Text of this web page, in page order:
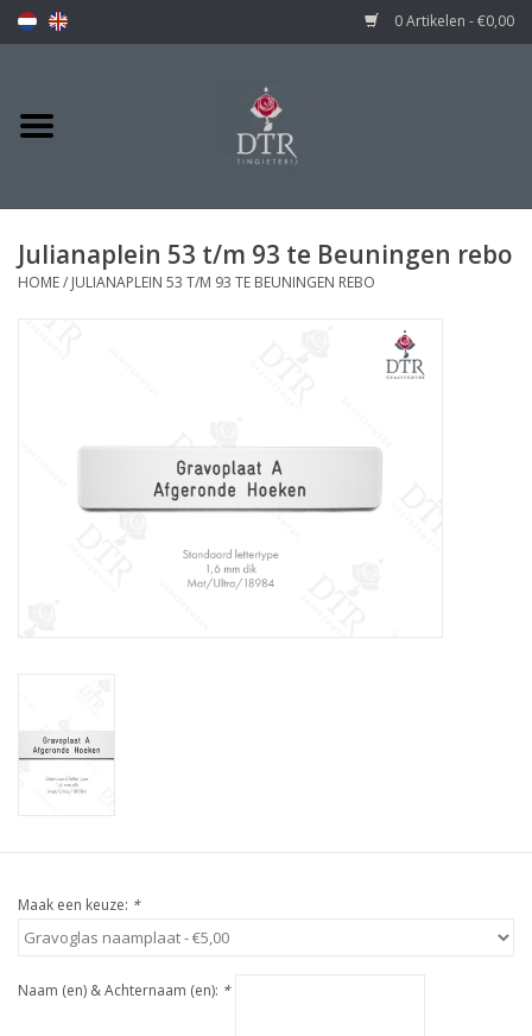
0 Artikelen - €0,00
Julianaplein 53 t/m 93 te Beuningen rebo
HOME/ JULIANAPLEIN 53 T/M 93 TE BEUNINGEN REBO
Maak een keuze: *
Naam (en) & Achternaam (en): *